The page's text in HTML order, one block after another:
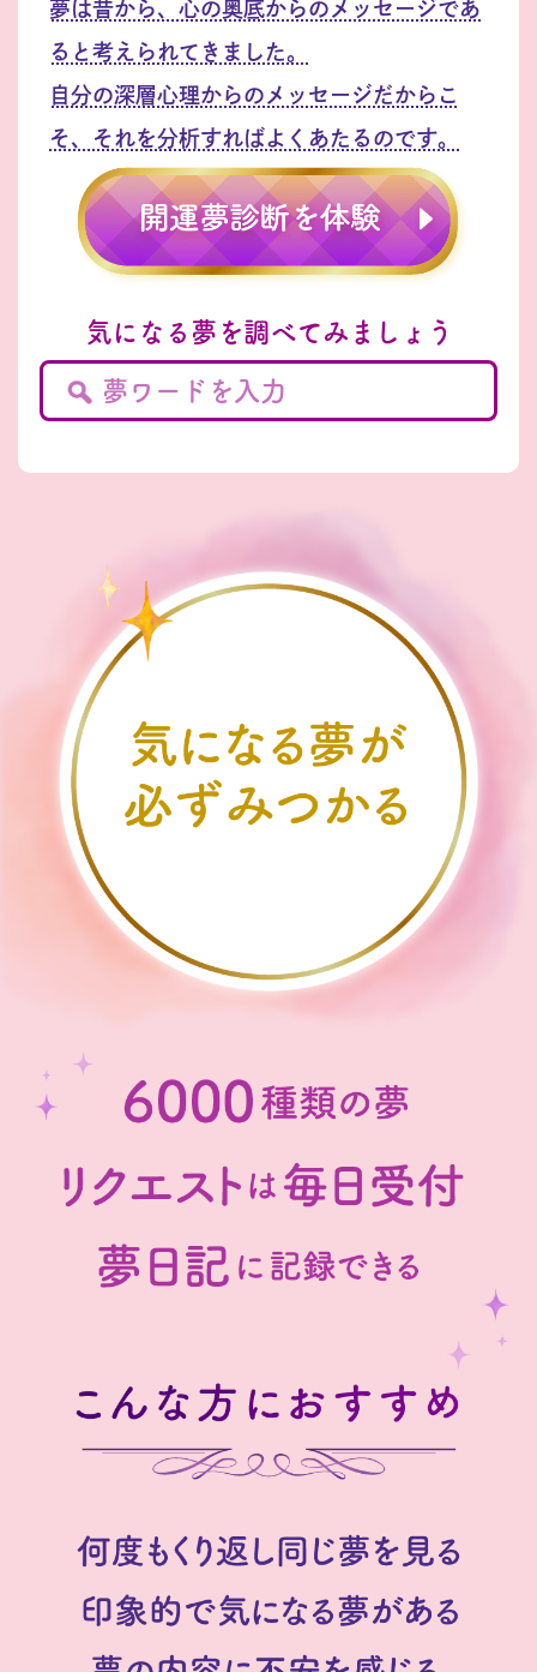
夢は昔から、心の奥底からのメッセージであ
ると考えられてきました。
自分の深層心理からのメッセージだからこ
そ、それを分析すればよくあたるのです。
気になる夢を調べてみましょう